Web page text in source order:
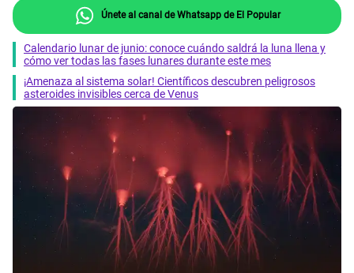
Únete al canal de Whatsapp de El Popular
Calendario lunar de junio: conoce cuándo saldrá la luna llena y
cómo ver todas las fases lunares durante este mes
¡Amenaza al sistema solar! Científicos descubren peligrosos
asteroides invisibles cerca de Venus